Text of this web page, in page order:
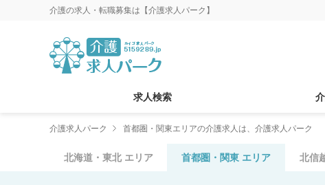
介護の求人・転職募集は【介護求人パーク】
求人検索
介護求人パーク 首都圏・関東エリアの介護求人は、介護求人パーク
北海道・東北 エリア 首都圏・関東 エリア 北信